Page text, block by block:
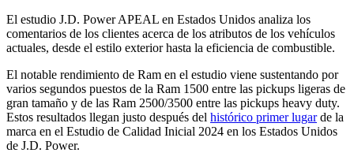
El estudio J.D. Power APEAL en Estados Unidos analiza los
comentarios de los clientes acerca de los atributos de los vehículos
actuales, desde el estilo exterior hasta la eficiencia de combustible.
El notable rendimiento de Ram en el estudio viene sustentando por
varios segundos puestos de la Ram 1500 entre las pickups ligeras de
gran tamaño y de las Ram 2500/3500 entre las pickups heavy duty.
Estos resultados llegan justo después del histórico primer lugarde la
marca en el Estudio de Calidad Inicial 2024 en los Estados Unidos
de J.D. Power.